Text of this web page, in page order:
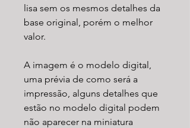
lisa sem os mesmos detalhes da
base original, porém o melhor
valor.
A imagem é o modelo digital,
uma prévia de como será a
impressão, alguns detalhes que
estão no modelo digital podem
não aparecer na miniatura